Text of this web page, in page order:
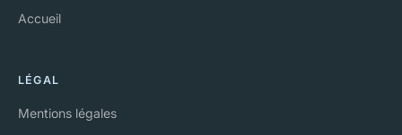
Accueil
LÉGAL
Mentions légales